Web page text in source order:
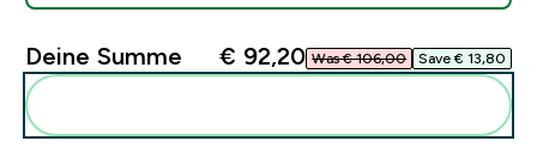
Deine Summe € 92,20‎ Was € 106,00‎ Save € 13,80‎